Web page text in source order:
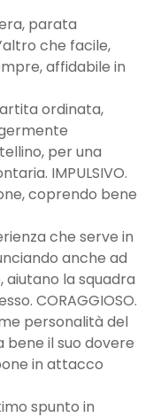
parata
che facile,
affidabile in
ordinata,
per una
IMPULSIVO.
coprendo bene
che serve in
anche ad
aiutano la squadra
CORAGGIOSO.
personalità del
bene il suo dovere
in attacco
spunto in